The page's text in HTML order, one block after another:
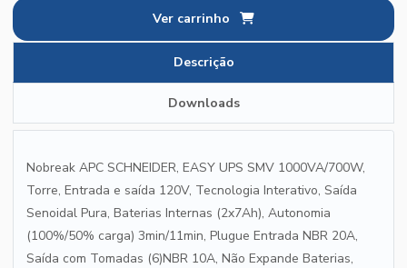
Ver carrinho
Descrição
Downloads
Nobreak APC SCHNEIDER, EASY UPS SMV 1000VA/700W,
Torre, Entrada e saída 120V, Tecnologia Interativo, Saída
Senoidal Pura, Baterias Internas (2x7Ah), Autonomia
(100%/50% carga) 3min/11min, Plugue Entrada NBR 20A,
Saída com Tomadas (6)NBR 10A, Não Expande Baterias,